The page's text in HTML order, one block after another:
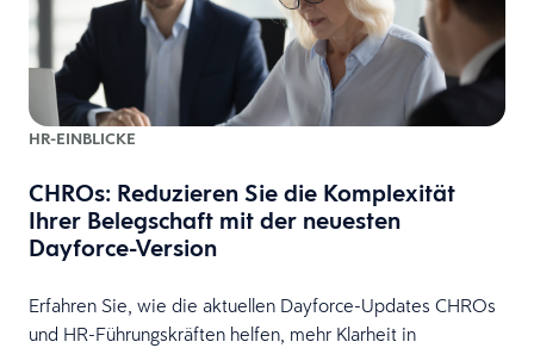
HR-EINBLICKE
CHROs: Reduzieren Sie die Komplexität
Ihrer Belegschaft mit der neuesten
Dayforce-Version
Erfahren Sie, wie die aktuellen Dayforce-Updates CHROs
und HR-Führungskräften helfen, mehr Klarheit in